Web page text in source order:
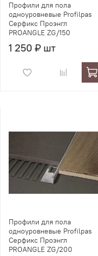
Профили для пола
одноуровневые Profilpas
Серфикс Проэнгл
PROANGLE ZG/150
1 250 ₽ шт
Профили для пола
одноуровневые Profilpas
Серфикс Проэнгл
PROANGLE ZG/200